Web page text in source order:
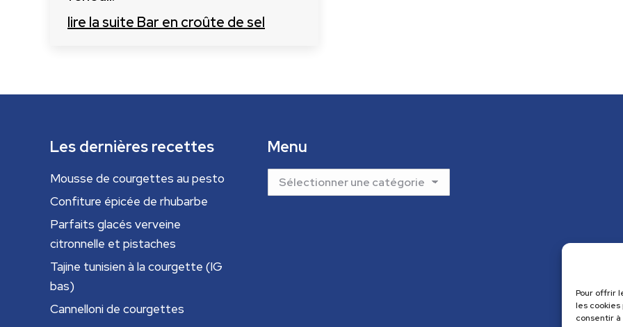
Pour offrir
les
consentir
lire la suite Bar en croûte de sel
Les dernières recettes
Mousse de courgettes au pesto
Confiture épicée de rhubarbe
Parfaits glacés verveine
citronnelle et pistaches
Tajine tunisien à la courgette (IG
bas)
Cannelloni de courgettes
Menu
Menu